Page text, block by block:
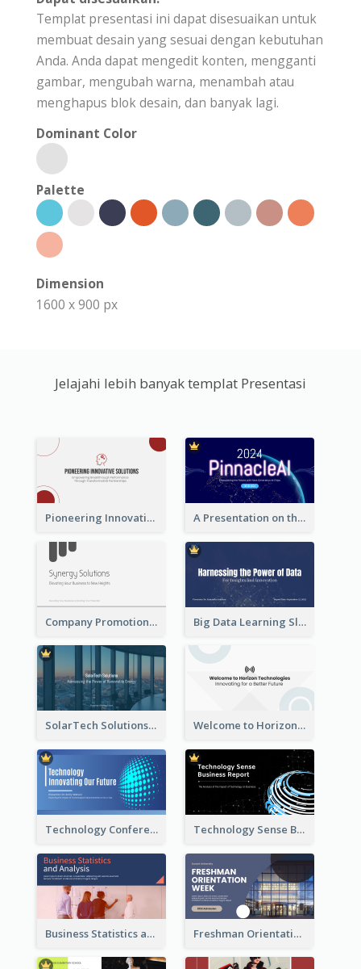
Templat presentasi ini dapat disesuaikan untuk
membuat desain yang sesuai dengan kebutuhan
Anda. Anda dapat mengedit konten, mengganti
gambar, mengubah warna, menambah atau
menghapus blok desain, dan banyak lagi.
Dominant Color
Palette
Dimension
1600 x 900 px
Jelajahi lebih banyak templat Presentasi
Pioneering Innovative Solutions Company Overview A Presentation on the Revolutionary Development of AI Chips
Company Promotion Presentation Big Data Learning Slide
SolarTech Solutions Company Overview Welcome to Horizon Technologies- Innovating for a Better Future
Technology Conference Presentation Technology Sense Business Report
Business Statistics and Analysis Presentation Freshman Orientation Week Presentation